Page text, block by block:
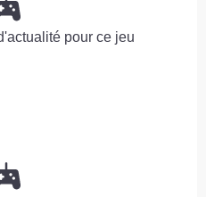
pour ce jeu